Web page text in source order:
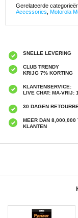
Gerelateerde
Accessories
Motorola
SNELLE LEVERING
CLUB TRENDY
KRIJG 7% KORTING
KLANTENSERVICE:
LIVE CHAT: MA-VRIJ:
30 DAGEN
MEER DAN 8,000,000
KLANTEN